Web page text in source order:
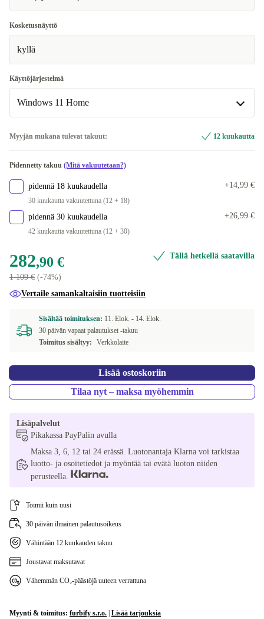
Kosketusnäyttö
kyllä
Käyttöjärjestelmä
Windows 11 Home
Myyjän mukana tulevat takuut: 12 kuukautta
Pidennetty takuu (Mitä vakuutetaan?)
pidennä 18 kuukaudella
30 kuukautta vakuutettuna (12 + 18)
+14,99 €
pidennä 30 kuukaudella
42 kuukautta vakuutettuna (12 + 30)
+26,99 €
282,90 €
1 109 € (-74%)
Tällä hetkellä saatavilla
Vertaile samankaltaisiin tuotteisiin
Sisältää toimituksen: 11. Elok. - 14. Elok.
30 päivän vapaat palautukset -takuu
Toimitus sisältyy:
Verkkolaite
Lisää ostoskoriin
Tilaa nyt – maksa myöhemmin
Lisäpalvelut
Pikakassa PayPalin avulla
Maksa 3, 6, 12 tai 24 erässä. Luotonantaja Klarna voi tarkistaa
luotto- ja osoitetiedot ja myöntää tai evätä luoton niiden
perusteella.
Toimii kuin uusi
30 päivän ilmainen palautusoikeus
Vähintään 12 kuukauden takuu
Joustavat maksutavat
Vähemmän CO₂-päästöjä uuteen verrattuna
Myynti & toimitus: furbify s.r.o. Lisää tarjouksia